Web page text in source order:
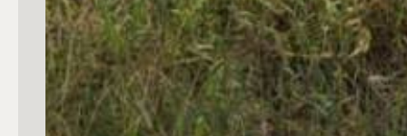
Qualsiasi
2